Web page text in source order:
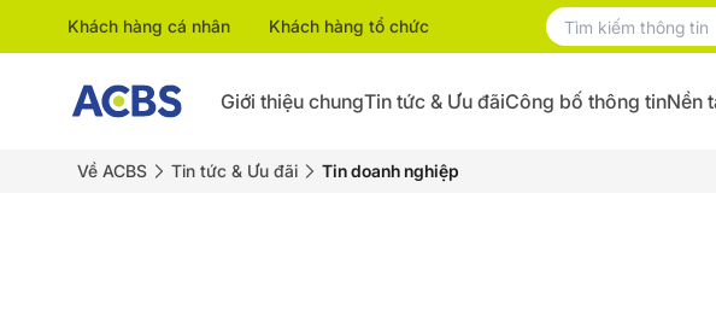
Khách hàng cá nhân Khách hàng tổ chức
Giới thiệu chungTin tức & Ưu đãiCông bố thông tinNền
Về ACBS Tin tức & Ưu đãi Tin doanh nghiệp